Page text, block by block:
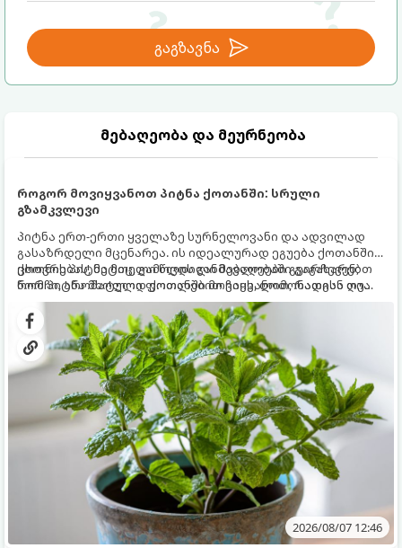
გაგზავნა
მებაღეობა და მეურნეობა
როგორ მოვიყვანოთ პიტნა ქოთანში: სრული
გზამკვლევი
პიტნა ერთ-ერთი ყველაზე სურნელოვანი და ადვილად
გასაზრდელი მცენარეა. ის იდეალურად ეგუება ქოთანში
ცხოვრებას, მეტიც, გამოცდილი მებაღეები გვირჩევენ,
რომ პიტნა მხოლოდ ქოთანში მოვიყვანოთ, რადგან ღია
გრუნტში (ბაღში) დარგვისას ის ფესვებით ძალიან
სწრაფად ვრცელდება და სხვა მცენარეებს ავიწროებს.
ქოთნის პიტნა მთელი წლის განმავლობაში გაგახარებთ
ნორჩი, არომატული ფოთლებით ჩაის, ლიმონათისა თუ
კერძებისთვის.
2026/08/07 12:46